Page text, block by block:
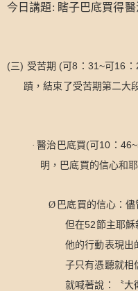
今日講題: 瞎子巴底買得醫
(三) 受苦期 (可8 ： 31~可16 ：
蹟，結束了受苦期第二大
· 醫治巴底買(可10 ：
明，巴底買的信心和
Ø 巴底買的信心：儘
但在52節主耶穌
他的行動表現出
子只有憑聽就相
就喊著說：〝大